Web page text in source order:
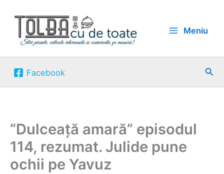
content
Meniu
Facebook
“Dulceață amară” episodul
114, rezumat. Julide pune
ochii pe Yavuz